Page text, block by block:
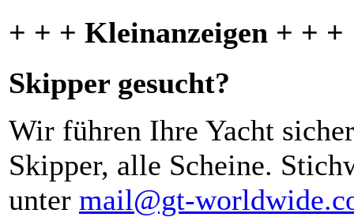
+ + + Kleinanzeigen + + +
Skipper gesucht?
Wir führen Ihre Yacht
Skipper, alle Scheine.
unter mail@gt-